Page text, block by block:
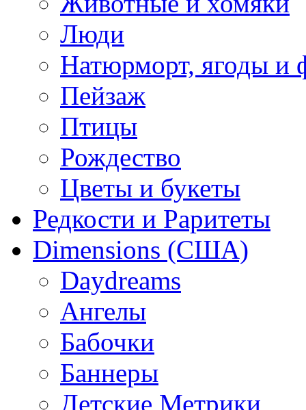
Люди
Натюрморт, ягоды и
Пейзаж
Птицы
Рождество
Цветы и букеты
Редкости и Раритеты
Dimensions (США)
Daydreams
Ангелы
Бабочки
Баннеры
Детские Метрики